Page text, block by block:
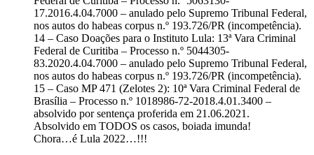
17.2016.4.04.7000 – anulado pelo Supremo Tribunal Federal,
nos autos do habeas corpus n.º 193.726/PR (incompetência).
14 – Caso Doações para o Instituto Lula: 13ª Vara Criminal
Federal de Curitiba – Processo n.º 5044305-
83.2020.4.04.7000 – anulado pelo Supremo Tribunal Federal,
nos autos do habeas corpus n.º 193.726/PR (incompetência).
15 – Caso MP 471 (Zelotes 2): 10ª Vara Criminal Federal de
Brasília – Processo n.º 1018986-72-2018.4.01.3400 –
absolvido por sentença proferida em 21.06.2021.
Absolvido em TODOS os casos, boiada imunda!
Chora…é Lula 2022…!!!